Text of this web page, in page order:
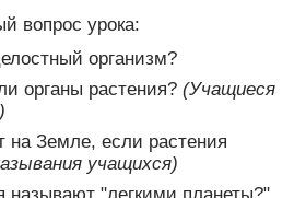
вопрос урока:
организм?
органы растения? (Учащиеся
на Земле, если растения
учащихся)
называют "легкими планеты?"